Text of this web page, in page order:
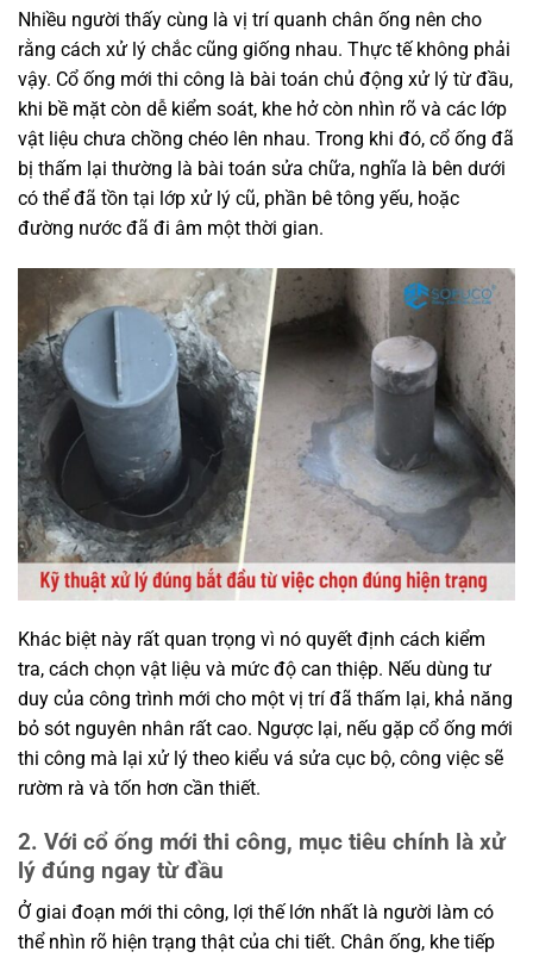
Nhiều người thấy cùng là vị trí quanh chân ống nên cho
rằng cách xử lý chắc cũng giống nhau. Thực tế không phải
vậy. Cổ ống mới thi công là bài toán chủ động xử lý từ đầu,
khi bề mặt còn dễ kiểm soát, khe hở còn nhìn rõ và các lớp
vật liệu chưa chồng chéo lên nhau. Trong khi đó, cổ ống đã
bị thấm lại thường là bài toán sửa chữa, nghĩa là bên dưới
có thể đã tồn tại lớp xử lý cũ, phần bê tông yếu, hoặc
đường nước đã đi âm một thời gian.
Khác biệt này rất quan trọng vì nó quyết định cách kiểm
tra, cách chọn vật liệu và mức độ can thiệp. Nếu dùng tư
duy của công trình mới cho một vị trí đã thấm lại, khả năng
bỏ sót nguyên nhân rất cao. Ngược lại, nếu gặp cổ ống mới
thi công mà lại xử lý theo kiểu vá sửa cục bộ, công việc sẽ
rườm rà và tốn hơn cần thiết.
2. Với cổ ống mới thi công, mục tiêu chính là xử
lý đúng ngay từ đầu
Ở giai đoạn mới thi công, lợi thế lớn nhất là người làm có
thể nhìn rõ hiện trạng thật của chi tiết. Chân ống, khe tiếp